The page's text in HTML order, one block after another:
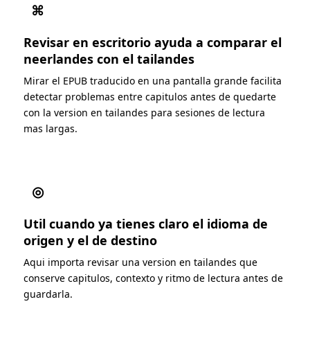
⌘
Revisar en escritorio ayuda a comparar el
neerlandes con el tailandes
Mirar el EPUB traducido en una pantalla grande facilita
detectar problemas entre capitulos antes de quedarte
con la version en tailandes para sesiones de lectura
mas largas.
◎
Util cuando ya tienes claro el idioma de
origen y el de destino
Aqui importa revisar una version en tailandes que
conserve capitulos, contexto y ritmo de lectura antes de
guardarla.